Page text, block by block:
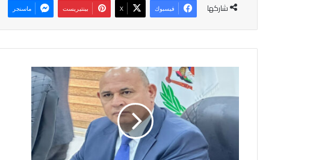
شاركها فيسبوك ‫X بينتيريست ماسنجر
ا
ظ